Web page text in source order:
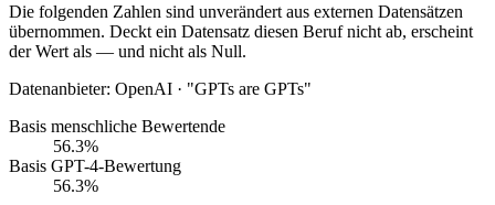
Die folgenden Zahlen sind unverändert aus externen Datensätzen
übernommen. Deckt ein Datensatz diesen Beruf nicht ab, erscheint
der Wert als — und nicht als Null.
Datenanbieter: OpenAI · "GPTs are GPTs"
Basis menschliche Bewertende
56.3%
Basis GPT-4-Bewertung
56.3%